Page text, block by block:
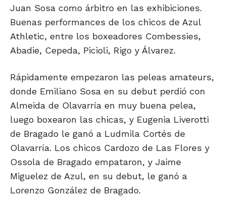
Juan Sosa como árbitro en las exhibiciones.
Buenas performances de los chicos de Azul
Athletic, entre los boxeadores Combessies,
Abadie, Cepeda, Picioli, Rigo y Álvarez.
Rápidamente empezaron las peleas amateurs,
donde Emiliano Sosa en su debut perdió con
Almeida de Olavarría en muy buena pelea,
luego boxearon las chicas, y Eugenia Liverotti
de Bragado le ganó a Ludmila Cortés de
Olavarría. Los chicos Cardozo de Las Flores y
Ossola de Bragado empataron, y Jaime
Miguelez de Azul, en su debut, le ganó a
Lorenzo González de Bragado.